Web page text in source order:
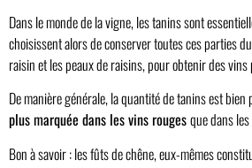
Dans le monde de la vigne, les tanins sont
choisissent alors de conserver toutes ces parties
raisin et les peaux de raisins, pour obtenir des
De manière générale, la quantité de tanins est
plus marquée dans les vins rougesque dans
Bon à savoir : les fûts de chêne, eux-mêmes